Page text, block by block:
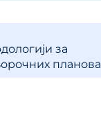
за
планова